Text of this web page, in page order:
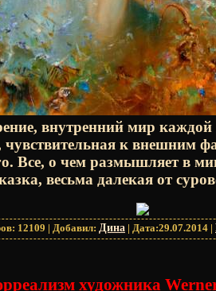
внутренний мир
чувствительная к внешним
Все, о чем размышляет в
весьма далекая от
12109 | Добавил: Дина | Дата:29.07.2014 |
художника